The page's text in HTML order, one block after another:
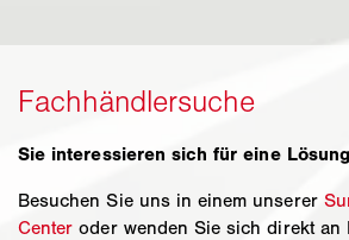
Sie interessieren sich für eine Lösung
Besuchen Sie uns in einem unserer
Center oder wenden Sie sich direkt an